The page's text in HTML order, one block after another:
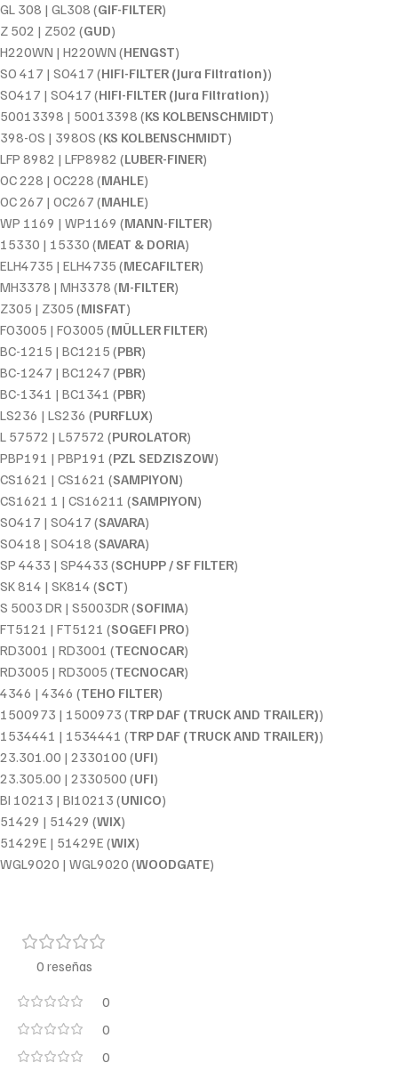
GL 308 | GL308 (GIF-FILTER)
Z 502 | Z502 (GUD)
H220WN | H220WN (HENGST)
SO 417 | SO417 (HIFI-FILTER (Jura Filtration))
SO417 | SO417 (HIFI-FILTER (Jura Filtration))
50013398 | 50013398 (KS KOLBENSCHMIDT)
398-OS | 398OS (KS KOLBENSCHMIDT)
LFP 8982 | LFP8982 (LUBER-FINER)
OC 228 | OC228 (MAHLE)
OC 267 | OC267 (MAHLE)
WP 1169 | WP1169 (MANN-FILTER)
15330 | 15330 (MEAT & DORIA)
ELH4735 | ELH4735 (MECAFILTER)
MH3378 | MH3378 (M-FILTER)
Z305 | Z305 (MISFAT)
FO3005 | FO3005 (MÜLLER FILTER)
BC-1215 | BC1215 (PBR)
BC-1247 | BC1247 (PBR)
BC-1341 | BC1341 (PBR)
LS236 | LS236 (PURFLUX)
L 57572 | L57572 (PUROLATOR)
PBP191 | PBP191 (PZL SEDZISZOW)
CS1621 | CS1621 (SAMPIYON)
CS1621 1 | CS16211 (SAMPIYON)
SO417 | SO417 (SAVARA)
SO418 | SO418 (SAVARA)
SP 4433 | SP4433 (SCHUPP / SF FILTER)
SK 814 | SK814 (SCT)
S 5003 DR | S5003DR (SOFIMA)
FT5121 | FT5121 (SOGEFI PRO)
RD3001 | RD3001 (TECNOCAR)
RD3005 | RD3005 (TECNOCAR)
4346 | 4346 (TEHO FILTER)
1500973 | 1500973 (TRP DAF (TRUCK AND TRAILER))
1534441 | 1534441 (TRP DAF (TRUCK AND TRAILER))
23.301.00 | 2330100 (UFI)
23.305.00 | 2330500 (UFI)
BI 10213 | BI10213 (UNICO)
51429 | 51429 (WIX)
51429E | 51429E (WIX)
WGL9020 | WGL9020 (WOODGATE)
0 reseñas
0
0
0